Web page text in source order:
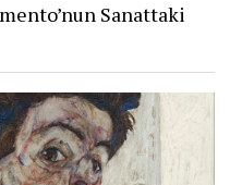
Sanattaki